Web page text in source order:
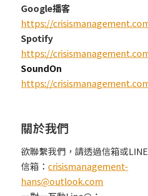
Google播客
https://
Spotify
https://
SoundOn
https://
關於我們
欲聯繫我們，請透過信箱或LINE
信箱： crisismanagement-
hans@outlook.com